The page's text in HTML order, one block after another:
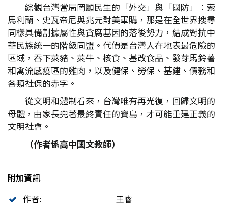
綜觀台灣當局罔顧民生的「外交」與「國防」：索
馬利蘭、史瓦帝尼與兆元對美軍購，那是在全世界搜尋
同樣具備割據屬性與貪腐基因的落後勢力，結成對抗中
華民族統一的階級同盟。代價是台灣人在地表最危險的
區域，吞下萊豬、萊牛、核食、基改食品、發芽馬鈴薯
和禽流感疫區的雞肉，以及健保、勞保、基建、債務和
各類社保的赤字。
從文明和體制看來，台灣唯有再光復，回歸文明的
母體，由家長兜著最終責任的寶島，才可能重建正義的
文明社會。
（作者係高中國文教師）
附加資訊
作者:
王睿